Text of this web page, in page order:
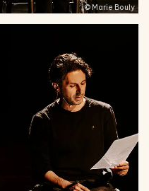
© Marie Bouly